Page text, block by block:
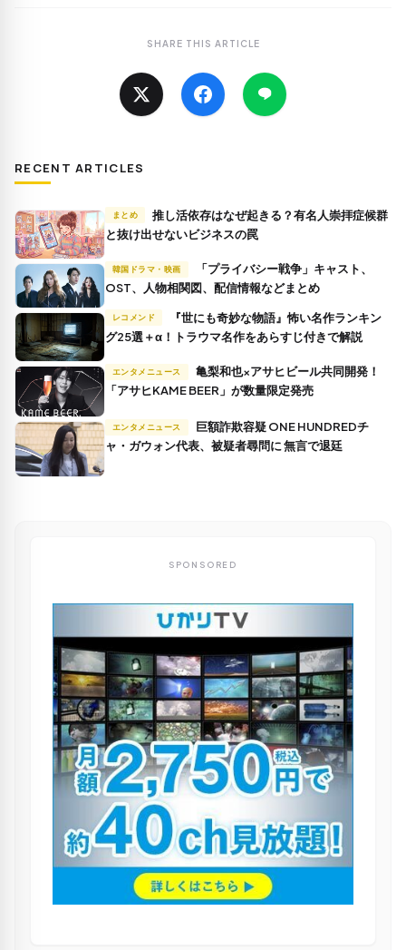
SHARE THIS ARTICLE
RECENT ARTICLES
まとめ
推し活依存はなぜ起きる？有名人崇拝症候群
と抜け出せないビジネスの罠
韓国ドラマ・映画
OST、人物相関図、配信情報などまとめ
レコメンド
グ25選＋α！トラウマ名作をあらすじ付きで解説
エンタメニュース
「アサヒKAME BEER」が数量限定発売
エンタメニュース
ャ・ガウォン代表、被疑者尋問に 無言で退廷
SPONSORED